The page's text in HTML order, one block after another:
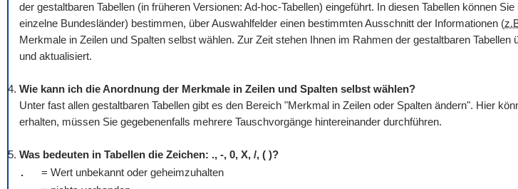
der gestaltbaren Tabellen (in früheren Versionen: Ad-hoc-Tabellen) eingeführt. In diesen Tabellen können
einzelne Bundesländer) bestimmen, über Auswahlfelder einen bestimmten Ausschnitt der Informationen (
Merkmale in Zeilen und Spalten selbst wählen. Zur Zeit stehen Ihnen im Rahmen der gestaltbaren
und aktualisiert.
Wie kann ich die Anordnung der Merkmale in Zeilen und Spalten selbst wählen?
Unter fast allen gestaltbaren Tabellen gibt es den Bereich "Merkmal in Zeilen oder Spalten ändern". Hier
erhalten, müssen Sie gegebenenfalls mehrere Tauschvorgänge hintereinander durchführen.
Was bedeuten in Tabellen die Zeichen: ., -, 0, X, /, ( )?
.
= Wert unbekannt oder geheimzuhalten